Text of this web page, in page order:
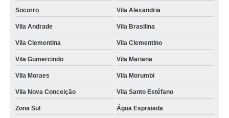
Socorro Vila Alexandria
Vila Andrade Vila Brasilina
Vila Clementina Vila Clementino
Vila Gumercindo Vila Mariana
Vila Moraes Vila Morumbi
Vila Nova Conceição Vila Santo Estéfano
Zona Sul Água Espraiada